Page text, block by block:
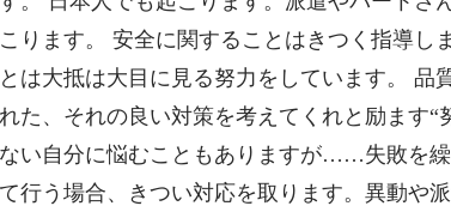
ります。 安全に関することはきつく指導し
は大抵は大目に見る努力をしています。 品
た、それの良い対策を考えてくれと励ます“
い自分に悩むこともありますが……失敗を繰
行う場合、きつい対応を取ります。異動や